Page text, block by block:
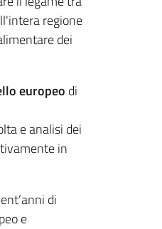
regione
dei
europeo di
e analisi dei
in
di
e